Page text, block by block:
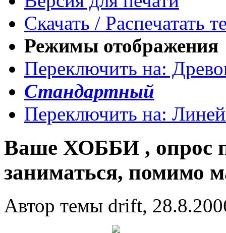
Скачать / Распечатать
Режимы отображения
Переключить на:
Стандартный
Переключить на:
Ваше ХОББИ , опрос
заниматься, помимо
Автор темы drift,